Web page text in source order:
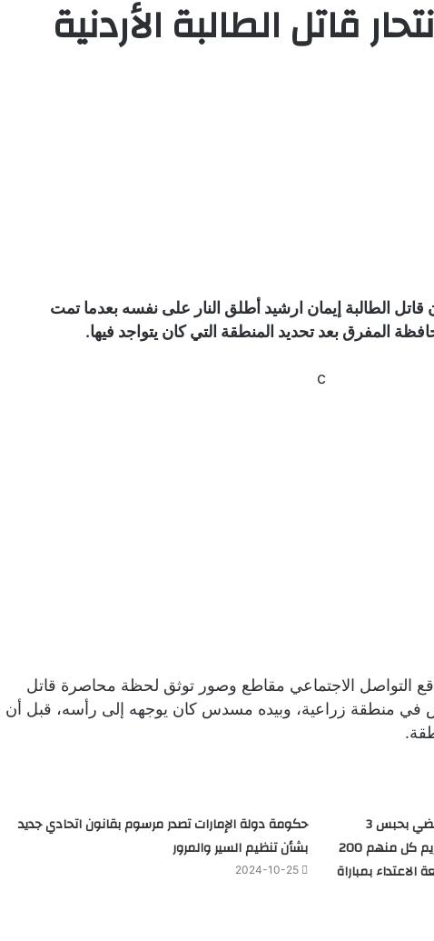
قاتل الطالبة الأردنية
قاتل الطالبة إيمان ارشيد أطلق النار على نفسه بعدما تمت
المفرق بعد تحديد المنطقة التي كان يتواجد فيها.
c
التواصل الاجتماعي مقاطع وصور توثق لحظة محاصرة قاتل
في منطقة زراعية، وبيده مسدس كان يوجهه إلى رأسه، قبل أن
محكمة أبوظبي تقضي بحبس 3
متهمين شهرا وتغريم كل منهم 200
بمباراة
حكومة دولة الإمارات تصدر مرسوم بقانون اتحادي جديد
بشأن تنظيم السير والمرور
2024-10-25